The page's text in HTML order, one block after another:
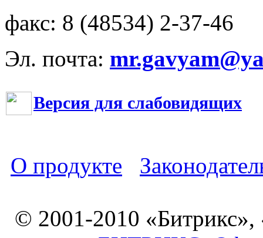
факс: 8 (48534) 2-37-46
Эл. почта:
Версия для слабовидящих
О продукте
© 2001-2010 «Битрикс»,